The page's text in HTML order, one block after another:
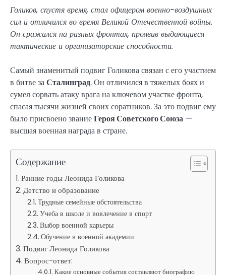
Голиков, спустя время, стал офицером военно-воздушных
сил и отличился во время Великой Отечественной войны.
Он сражался на разных фронтах, проявив выдающиеся
тактические и организаторские способности.
Самый знаменитый подвиг Голикова связан с его участием
в битве заСталинград. Он отличился в тяжелых боях и
сумел сорвать атаку врага на ключевом участке фронта,
спасая тысячи жизней своих соратников. За это подвиг ему
было присвоено званиеГероя Советского Союза —
высшая военная награда в стране.
Содержание
Ранние годы Леонида Голикова
Детство и образование
Трудные семейные обстоятельства
Учеба в школе и вовлечение в спорт
Выбор военной карьеры
Обучение в военной академии
Подвиг Леонида Голикова
Вопрос-ответ:
Какие основные события составляют биографию